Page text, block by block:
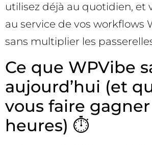
utilisez déjà au quotidien, et
au service de vos workflows
sans multiplier les
Ce que WPVibe
aujourd’hui (et
vous faire
heures) ⏱️